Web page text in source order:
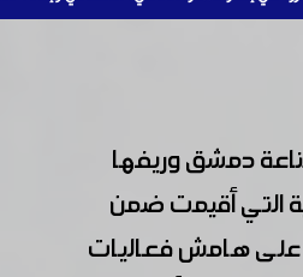
دمشق وريفها
التي أقيمت ضمن
على هامش فعاليات